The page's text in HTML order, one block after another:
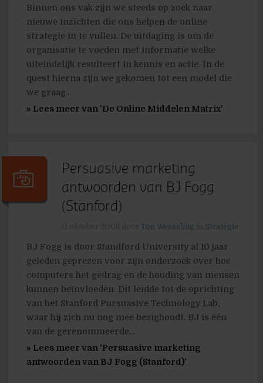
Binnen ons vak zijn we steeds op zoek naar
nieuwe inzichten die ons helpen de online
strategie in te vullen. De uitdaging is om de
organisatie te voeden met informatie welke
uiteindelijk resulteert in kennis en actie. In de
quest hierna zijn we gekomen tot een model die
we graag...
» Lees meer van 'De Online Middelen Matrix'
Persuasive marketing
antwoorden van BJ Fogg
(Stanford)
Ton Wesseling Strategie
BJ Fogg is door Standford University al 10 jaar
geleden geprezen voor zijn onderzoek over hoe
computers het gedrag en de houding van mensen
kunnen beïnvloeden. Dit leidde tot de oprichting
van het Stanford Pursuasive Technology Lab,
waar hij zich nu nog mee bezighoudt. BJ is één
van de gerenommeerde...
» Lees meer van 'Persuasive marketing
antwoorden van BJ Fogg (Stanford)'